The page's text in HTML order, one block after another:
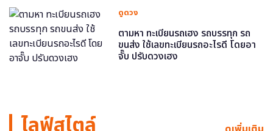
ดูดวง
ตามหา ทะเบียนรถเฮง รถบรรทุก รถ
ขนส่ง ใช้เลขทะเบียนรถอะไรดี โดยอา
จั๊บ ปรับดวงเฮง